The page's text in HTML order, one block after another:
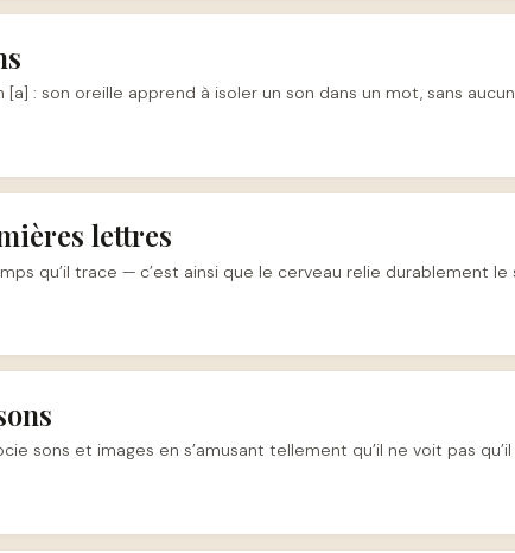
[a] : son oreille apprend à isoler un son dans un mot, sans
lettres
qu’il trace — c’est ainsi que le cerveau relie durablement le
sons et images en s’amusant tellement qu’il ne voit pas qu’il